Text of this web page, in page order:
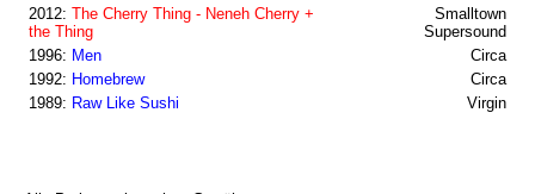
2012: The Cherry Thing - Neneh Cherry +
the Thing
Smalltown
Supersound
1996: Men
Circa
1992: Homebrew
Circa
1989: Raw Like Sushi Virgin